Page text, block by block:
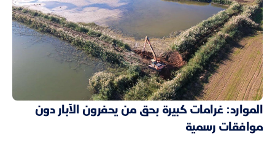
الموارد: غرامات كبيرة بحق من يحفرون الآبار دون
موافقات رسمية